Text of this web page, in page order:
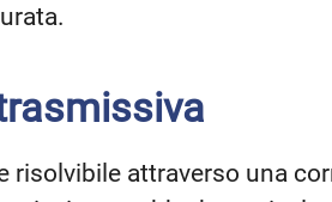
risolvibile attraverso una